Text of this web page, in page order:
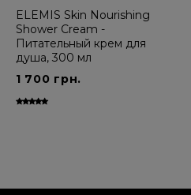
ELEMIS Skin Nourishing
Shower Cream -
Питательный крем для
душа, 300 мл
1 700 грн.